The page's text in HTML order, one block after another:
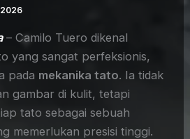
2026
– Camilo Tuero dikenal
yang sangat perfeksionis,
pada mekanika tato. Ia tidak
gambar di kulit, tetapi
tato sebagai sebuah
memerlukan presisi tinggi.